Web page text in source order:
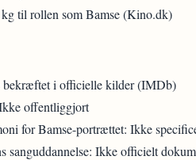
til rollen som Bamse (Kino.dk)
bekræftet i officielle kilder (IMDb)
offentliggjort
for Bamse-portrættet: Ikke
sanguddannelse: Ikke officielt